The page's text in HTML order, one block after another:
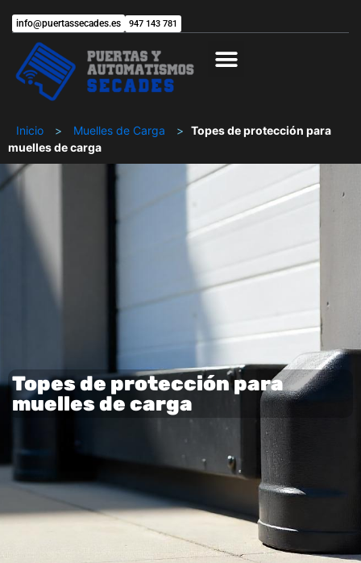
info@puertassecades.es 947 143 781
Inicio > Muelles de Carga > Topes de protección para
muelles de carga
Topes de protección para
muelles de carga